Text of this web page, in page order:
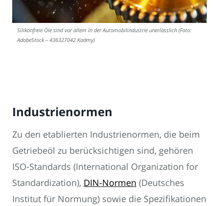
Silikonfreie Öle sind vor allem in der Automobilindustrie unerlässlich (Foto:
AdobeStock – 436327042 Kadmy)
Industrienormen
Zu den etablierten Industrienormen, die beim
Getriebeöl zu berücksichtigen sind, gehören
ISO-Standards (International Organization for
Standardization), DIN-Normen (Deutsches
Institut für Normung) sowie die Spezifikationen